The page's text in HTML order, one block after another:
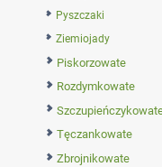
Pyszczaki
Ziemiojady
Piskorzowate
Rozdymkowate
Tęczankowate
Zbrojnikowate